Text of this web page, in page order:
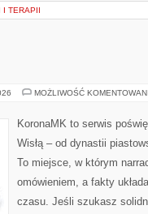
I TERAPII
MOŻLIWOŚĆ
KoronaMK to serwis
Wisłą – od dynastii
To miejsce, w którym
omówieniem, a fakty
czasu. Jeśli szukasz